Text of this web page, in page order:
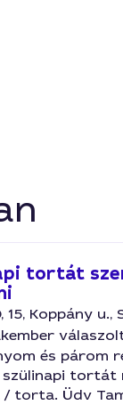
tortát
15, Koppány u.,
és párom
szülinapi tortát
torta. Üdv